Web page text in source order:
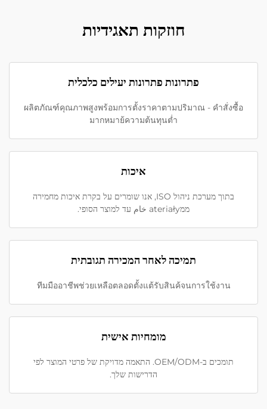
חוזקות תאגידיות
פתרונות פתרונות יעילים כלכלית
ผลิตภัณฑ์คุณภาพสูงพร้อมการตั้งราคาตามปริมาณ - คำสั่งซื้อ
มากหมาย้ความต้นทุนต่ำ
איכות
בתוך מערכת ניהול ISO, אנו שומרים על בקרת איכות מחמירה
ממateriały خام עד למוצר הסופי.
תמיכה לאחר המכירה תגובתית
ทีมมืออาชีพช่วยเหลือตลอดตั้งแต้รับสินค้จนการใช้งาน
מומחיות אישית
תומכים ב-OEM/ODM. התאמה מדויקת של פרטי המוצר לפי
הדרישות שלך.